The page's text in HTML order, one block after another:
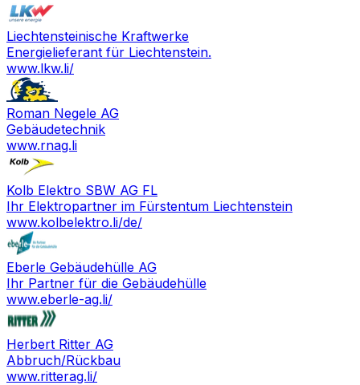
Liechtensteinische Kraftwerke
Energielieferant für Liechtenstein.
www.lkw.li/
Roman Negele AG
Gebäudetechnik
www.rnag.li
Kolb Elektro SBW AG FL
Ihr Elektropartner im Fürstentum Liechtenstein
www.kolbelektro.li/de/
Eberle Gebäudehülle AG
Ihr Partner für die Gebäudehülle
www.eberle-ag.li/
Herbert Ritter AG
Abbruch/Rückbau
www.ritterag.li/